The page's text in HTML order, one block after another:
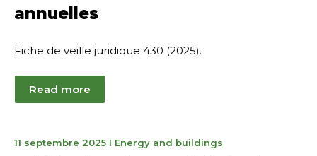
annuelles
Fiche de veille juridique 430 (2025).
Read more
11 septembre 20259I Energy and buildings